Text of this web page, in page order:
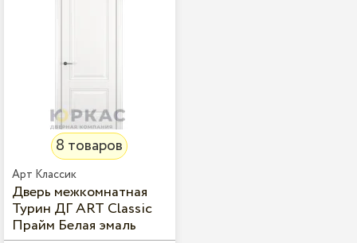
8 товаров
Дверь межкомнатная
Турин ДГ ART Classic
Прайм Белая эмаль